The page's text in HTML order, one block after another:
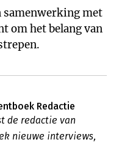
samenwerking met
om het belang van
Redactie
de redactie van
nieuwe interviews,